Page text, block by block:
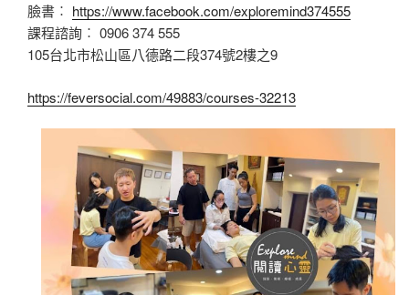
臉書︰ https://www.facebook.com/exploremind374555
課程諮詢︰ 0906 374 555
105台北市松山區八德路二段374號2樓之9
https://feversocial.com/49883/courses-32213